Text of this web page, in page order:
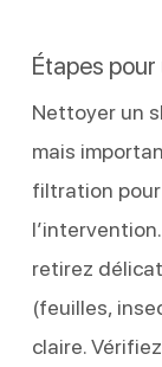
Étapes
Nettoyer un
mais
filtration
retirez
(feuilles,
claire.